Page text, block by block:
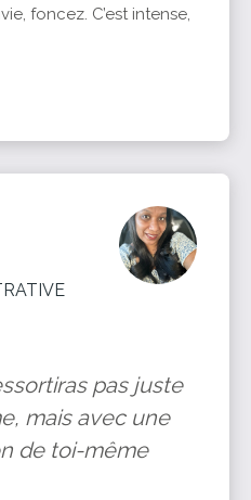
foncez. C’est intense,
pas juste
mais avec une
de toi-même